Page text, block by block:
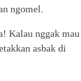
ngomel.
Kalau nggak mau
asbak di